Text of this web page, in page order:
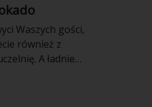
Waszych gości,
również z
A ładnie